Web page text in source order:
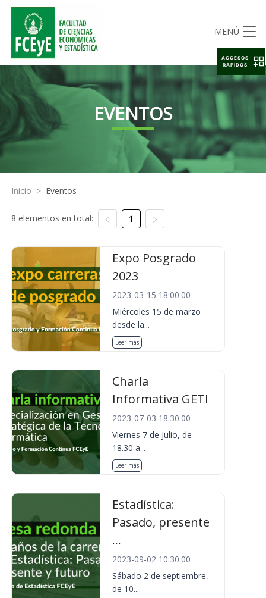
MENÚ
EVENTOS
Inicio > Eventos
8 elementos en total: 1
Expo Posgrado
2023
2023-03-15 18:00:00
Miércoles 15 de marzo
desde la...
Leer más
Charla
Informativa GETI
2023-07-03 18:30:00
Viernes 7 de Julio, de
18.30 a...
Leer más
Estadística:
Pasado, presente
...
2023-09-02 10:30:00
Sábado 2 de septiembre,
de 10....
ACCESOS
RAPIDOS